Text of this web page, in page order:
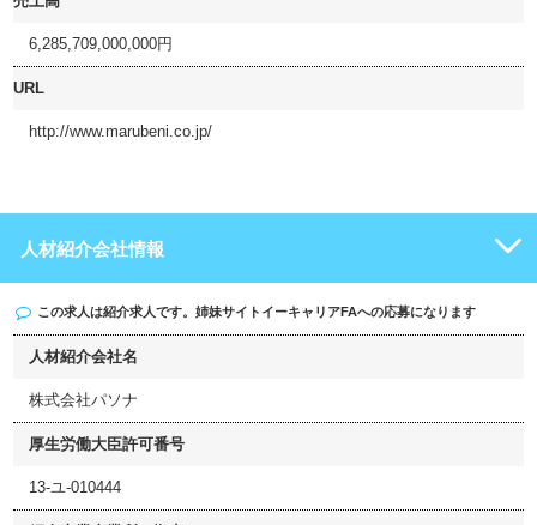
6,285,709,000,000円
URL
http://www.marubeni.co.jp/
人材紹介会社情報
この求人は紹介求人です。姉妹サイト イーキャリアFAへの応募になります
人材紹介会社名
株式会社パソナ
厚生労働大臣許可番号
13-ユ-010444